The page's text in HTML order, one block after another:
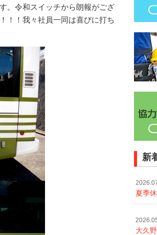
。令和スイッチから朗報がござ
！！我々社員一同は喜びに打ち
新
夏季
大久